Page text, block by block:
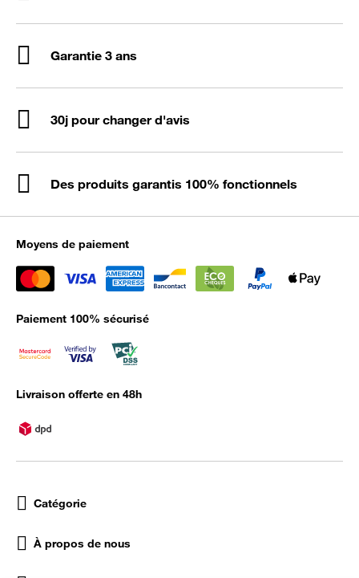
Garantie 3 ans
30j pour changer d'avis
Des produits garantis 100% fonctionnels
Moyens de paiement
Paiement 100% sécurisé
Livraison offerte en 48h
Catégorie
À propos de nous